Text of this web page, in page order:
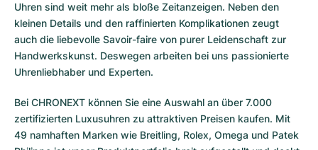
Uhren sind weit mehr als bloße Zeitanzeigen. Neben den
kleinen Details und den raffinierten Komplikationen zeugt
auch die liebevolle Savoir-faire von purer Leidenschaft zur
Handwerkskunst. Deswegen arbeiten bei uns passionierte
Uhrenliebhaber und Experten.
Bei CHRONEXT können Sie eine Auswahl an über 7.000
zertifizierten Luxusuhren zu attraktiven Preisen kaufen. Mit
49 namhaften Marken wie Breitling, Rolex, Omega und Patek